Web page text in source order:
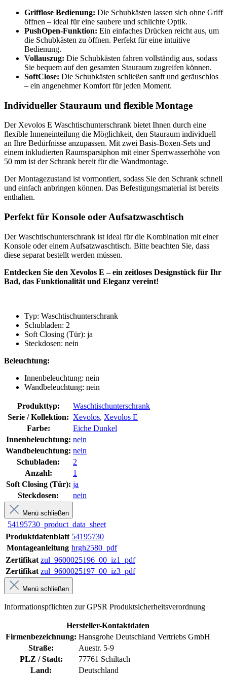
Grifflose Bedienung: Die Schubkästen lassen sich ohne Griff
öffnen – ideal für eine saubere und schlichte Optik.
PushOpen-Funktion: Ein einfaches Drücken reicht aus, um
die Schubkästen zu öffnen. Perfekt für eine intuitive
Bedienung.
Vollauszug: Die Schubkästen fahren vollständig aus, sodass
Sie bequem auf den gesamten Stauraum zugreifen können.
SoftClose: Die Schubkästen schließen sanft und geräuschlos
– ein angenehmer Komfort für jeden Moment.
Individueller Stauraum und flexible Montage
Der Xevolos E Waschtischunterschrank bietet Ihnen durch eine
flexible Inneneinteilung die Möglichkeit, den Stauraum individuell
an Ihre Bedürfnisse anzupassen. Mit zwei Basis-Boxen-Sets und
einem inkludierten Raumsparsiphon mit einer Sperrwasserhöhe von
50 mm ist der Schrank bereit für die Wandmontage.
Der Montagezustand ist vormontiert, sodass Sie den Schrank schnell
und einfach anbringen können. Das Befestigungsmaterial ist bereits
enthalten.
Perfekt für Konsole oder Aufsatzwaschtisch
Der Waschtischunterschrank ist ideal für die Kombination mit einer
Konsole oder einem Aufsatzwaschtisch. Bitte beachten Sie, dass
diese separat bestellt werden müssen.
Entdecken Sie den Xevolos E – ein zeitloses Designstück für Ihr
Bad, das Funktionalität und Eleganz vereint!
Typ: Waschtischunterschrank
Schubladen: 2
Soft Closing (Tür): ja
Steckdosen: nein
Beleuchtung:
Innenbeleuchtung: nein
Wandbeleuchtung: nein
Produkttyp:
Waschtischunterschrank
Serie / Kollektion: Xevolos, Xevolos E
Farbe:
Eiche Dunkel
Innenbeleuchtung: nein
Wandbeleuchtung: nein
Schubladen:
2
Anzahl:
1
Soft Closing (Tür): ja
Steckdosen:
nein
Menü schließen
54195730_product_data_sheet
Produktdatenblatt 54195730
Montageanleitung hrgh2580_pdf
Zertifikat zul_9600025196_00_iz1_pdf
Zertifikat zul_9600025197_00_iz3_pdf
Menü schließen
Informationspflichten zur GPSR Produktsicherheitsverordnung
Hersteller-Kontaktdaten
Firmenbezeichnung: Hansgrohe Deutschland Vertriebs GmbH
Straße:
Auestr. 5-9
PLZ / Stadt:
77761 Schiltach
Land:
Deutschland